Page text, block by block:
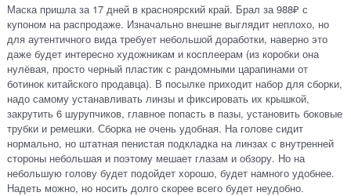
Маска пришла за 17 дней в красноярский край. Брал за 988₽ с
купоном на распродаже. Изначально внешне выглядит неплохо, но
для аутентичного вида требует небольшой доработки, наверно это
даже будет интересно художникам и косплеерам (из коробки она
нулёвая, просто черный пластик с рандомными царапинами от
ботинок китайского продавца). В посылке приходит набор для сборки,
надо самому устанавливать линзы и фиксировать их крышкой,
закрутить 6 шурупчиков, главное попасть в пазы, установить боковые
трубки и ремешки. Сборка не очень удобная. На голове сидит
нормально, но штатная пенистая подкладка на линзах с внутренней
стороны небольшая и поэтому мешает глазам и обзору. Но на
небольшую голову будет подойдет хорошо, будет намного удобнее.
Надеть можно, но носить долго скорее всего будет неудобно.